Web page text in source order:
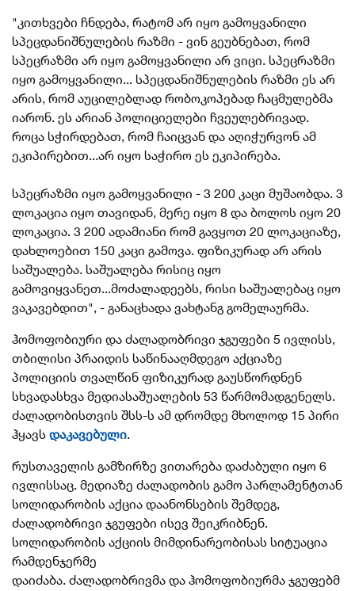
"⁠კითხვები ჩნდება, რატომ არ იყო გამოყვანილი
სპეცდანიშნულების რაზმი - ვინ გეუბნებათ, რომ
სპეცრაზმი არ იყო გამოყვანილი არ ვიცი. სპეცრაზმი
იყო გამოყვანილი... სპეცდანიშნულების რაზმი ეს არ
არის, რომ აუცილებლად რობოკოპებად ჩაცმულებმა
იარონ. ეს არიან პოლიციელები ჩვეულებრივად.
როცა სჭირდებათ, რომ ჩაიცვან და აღიჭურვონ ამ
ეკიპირებით...არ იყო საჭირო ეს ეკიპირება. ​
სპეც⁠რაზმი იყო გამოყვანილი - 3 200 კაცი მუშაობდა. 3
ლოკაცია იყო თავიდან, მერე იყო 8 და ბოლოს იყო 20
ლოკაცია. 3 200 ადამიანი რომ გავყოთ 20 ლოკაციაზე,
დახლოებით 150 კაცი გამოვა. ფიზიკურად არ არის
საშუალება. საშუალება რისიც იყო
გამოვიყვანეთ...მოძალადეებს, რისი საშუალებაც იყო
ვაკავებდით", - განაცხადა ვახტანგ გომელაურმა.
ჰომოფობიური და ძალადობრივი ჯგუფები 5 ივლისს,
თბილისი პრაიდის საწინააღმდეგო აქციაზე
პოლიციის თვალწინ ფიზიკურად გაუსწორდნენ
სხვადასხვა მედიასაშუალების 53 წარმომადგენელს.
ძალადობისთვის შსს-ს ამ დრომდე მხოლოდ 15 პირი
ჰყავს დაკავებული.
რუსთაველის გამზირზე ვითარება დაძაბული იყო 6
ივლისსაც. მედიაზე ძალადობის გამო პარლამენტთან
სოლიდარობის აქცია დაანონსების შემდეგ,
ძალადობრივი ჯგუფები ისევ შეიკრიბნენ.
სოლიდარობის აქციის მიმდინარეობისას სიტუაცია
რამდენჯერმე
დაიძაბა. ძალადობრივმა და ჰომოფობიურმა ჯგუფებმ